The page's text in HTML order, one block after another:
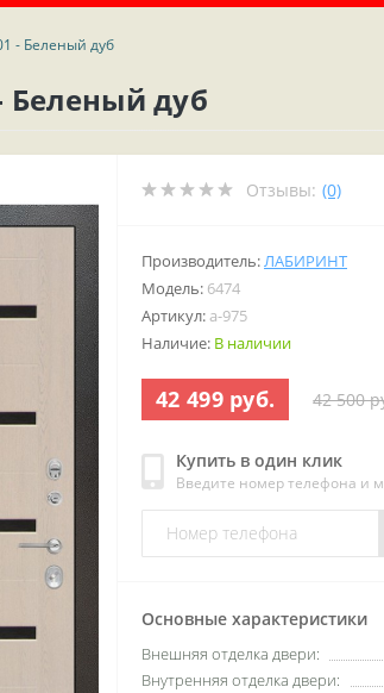
- Беленый дуб
Беленый дуб
Отзывы: (0)
Производитель: ЛАБИРИНТ
Модель: 6474
Артикул: a-975
Наличие: В наличии
42 499 руб. 42 500
Купить в один клик
Введите номер телефона и
Основные характеристики
Внешняя отделка двери:
Внутренняя отделка двери: